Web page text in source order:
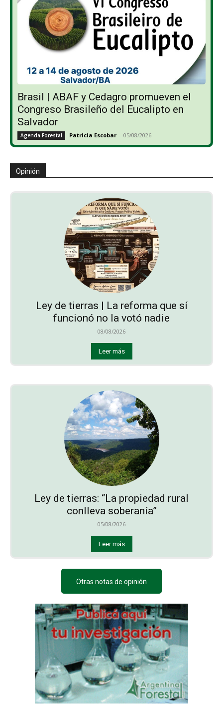
Brasil | ABAF y Cedagro promueven el
Congreso Brasileño del Eucalipto en
Salvador
Agenda Forestal Patricia Escobar - 05/08/2026
Opinión
Ley de tierras | La reforma que sí
funcionó no la votó nadie
08/08/2026
Leer más
Ley de tierras: “La propiedad rural
conlleva soberanía”
05/08/2026
Leer más
Otras notas de opinión